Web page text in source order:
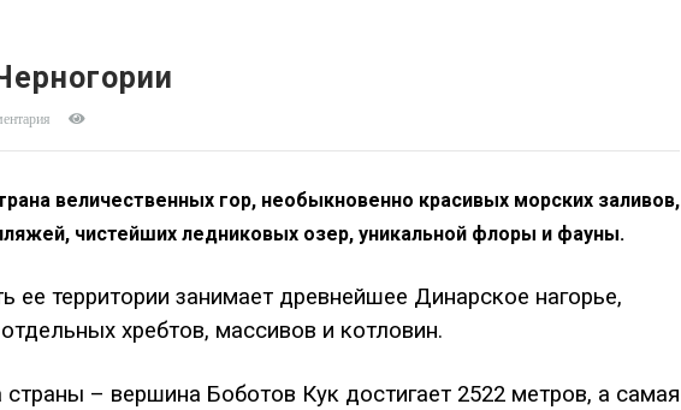
величественных гор, необыкновенно красивых морских заливов,
чистейших ледниковых озер, уникальной флоры и фауны.
ее территории занимает древнейшее Динарское нагорье,
хребтов, массивов и котловин.
– вершина Боботов Кук достигает 2522 метров, а самая